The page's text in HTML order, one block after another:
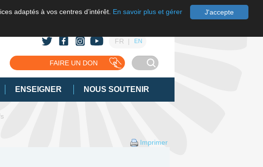
J'accepte
adaptés à vos centres d’intérêt. En savoir plus et gérer
FR EN
FAIRE UN DON
ENSEIGNER NOUS SOUTENIR
Imprimer